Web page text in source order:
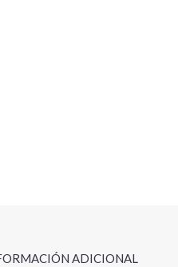
ADICIONAL